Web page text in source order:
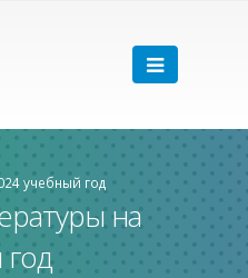
учебный год
на